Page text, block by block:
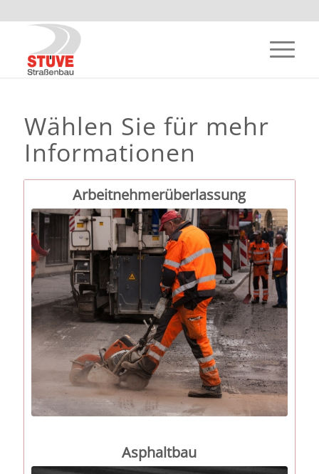
Wählen Sie für mehr
Informationen
Arbeitnehmerüberlassung
Asphaltbau